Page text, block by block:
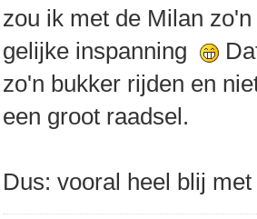
zou ik met de Milan
gelijke inspanning
zo'n bukker rijden en
een groot raadsel.
Dus: vooral heel blij